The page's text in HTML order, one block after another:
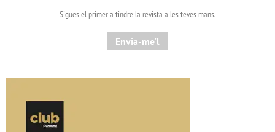
Sigues el primer a tindre la revista a les teves mans.
Envia-me'l